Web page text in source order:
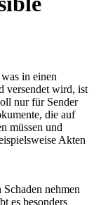
in einen
versendet wird, ist
nur für Sender
die auf
müssen und
Akten
nehmen
es besonders